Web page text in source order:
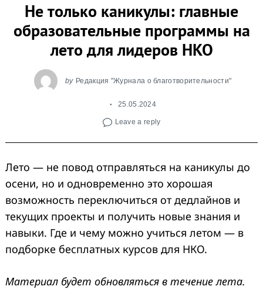
Не только каникулы: главные
образовательные программы на
лето для лидеров НКО
by Редакция "Журнала о благотворительности"
25.05.2024
Leave a reply
Лето — не повод отправляться на каникулы до
осени, но и одновременно это хорошая
возможность переключиться от дедлайнов и
текущих проекты и получить новые знания и
навыки. Где и чему можно учиться летом — в
подборке бесплатных курсов для НКО.
Материал будет обновляться в течение лета.